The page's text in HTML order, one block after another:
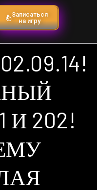
Записаться
на игру
И 202!